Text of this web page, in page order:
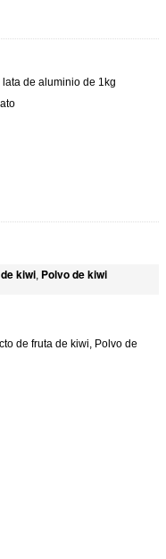
de aluminio de 1kg
kiwi, Polvo de kiwi
de fruta de kiwi, Polvo de